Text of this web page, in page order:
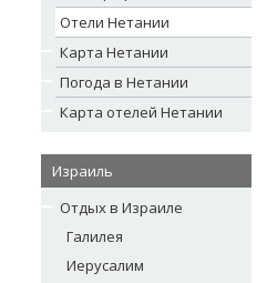
Отели Нетании
Карта Нетании
Погода в Нетании
Карта отелей Нетании
Израиль
Отдых в Израиле
Галилея
Иерусалим